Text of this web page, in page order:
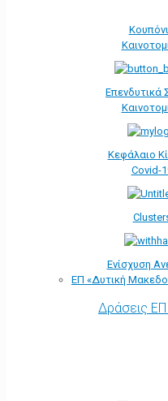
Επενδυτικά
Κεφάλαιο
Covid-
Ενίσχυση
ΕΠ «Δυτική
Δράσεις